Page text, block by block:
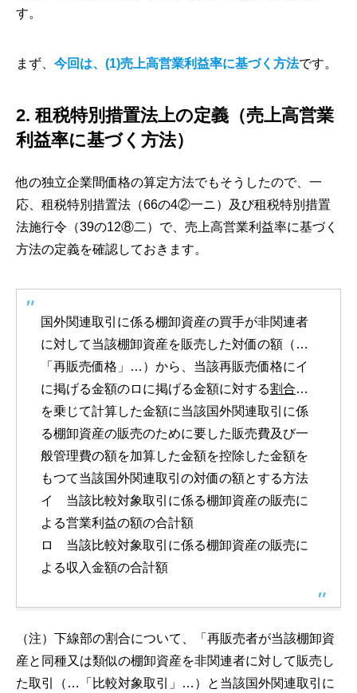
す。
まず、 今回は、(1)売上高営業利益率に基づく方法です。
2. 租税特別措置法上の定義（売上高営業
利益率に基づく方法）
他の独立企業間価格の算定方法でもそうしたので、一
応、租税特別措置法（66の4②一ニ）及び租税特別措置
法施行令（39の12⑧二）で、売上高営業利益率に基づく
方法の定義を確認しておきます。
国外関連取引に係る棚卸資産の買手が非関連者
に対して当該棚卸資産を販売した対価の額（…
「再販売価格」…）から、当該再販売価格にイ
に掲げる金額のロに掲げる金額に対する割合…
を乗じて計算した金額に当該国外関連取引に係
る棚卸資産の販売のために要した販売費及び一
般管理費の額を加算した金額を控除した金額を
もつて当該国外関連取引の対価の額とする方法
イ 当該比較対象取引に係る棚卸資産の販売に
よる営業利益の額の合計額
ロ 当該比較対象取引に係る棚卸資産の販売に
よる収入金額の合計額
（注）下線部の割合について、「再販売者が当該棚卸資
産と同種又は類似の棚卸資産を非関連者に対して販売し
た取引（…「比較対象取引」…）と当該国外関連取引に